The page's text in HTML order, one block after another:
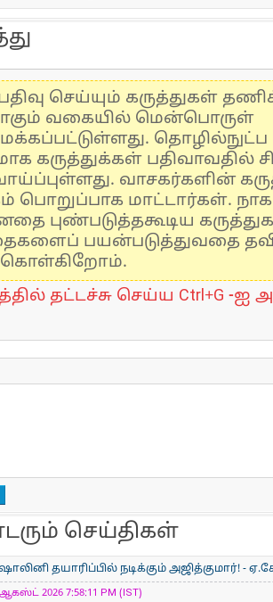
செய்யும் கருத்துகள்
வகையில் மென்பொருள்
கருத்துக்கள் பதிவாவதில்
வாசகர்களின்
பொறுப்பாக மாட்டார்கள்.
புண்படுத்தகூடிய
பயன்படுத்துவதை
தட்டச்சு செய்ய Ctrl+G -ஐ
செய்திகள்
தயாரிப்பில் நடிக்கும் அஜித்குமார்! -
2026 7:58:11 PM (IST)